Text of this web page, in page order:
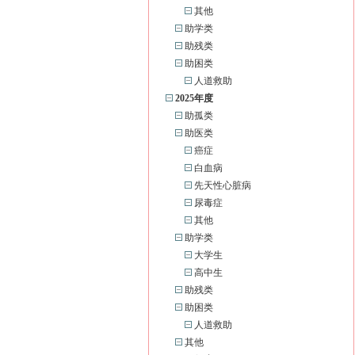
其他
助学类
助残类
助困类
人道救助
2025年度
助孤类
助医类
癌症
白血病
先天性心脏病
尿毒症
其他
助学类
大学生
高中生
助残类
助困类
人道救助
其他